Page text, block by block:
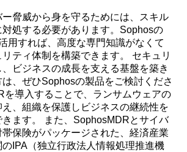
脅威から身を守るためには、スキル
処する必要があります。Sophosの
用すれば、高度な専門知識がなくて
ティ体制を構築できます。 セキュリ
ビジネスの成長を支える基盤を築き
、ぜひSophosの製品をご検討くださ
を導入することで、ランサムウェアの
、組織を保護しビジネスの継続性を
ます。 また、SophosMDRとサイバ
保険がパッケージされた、経済産業
IPA（独立行政法人情報処理推進機